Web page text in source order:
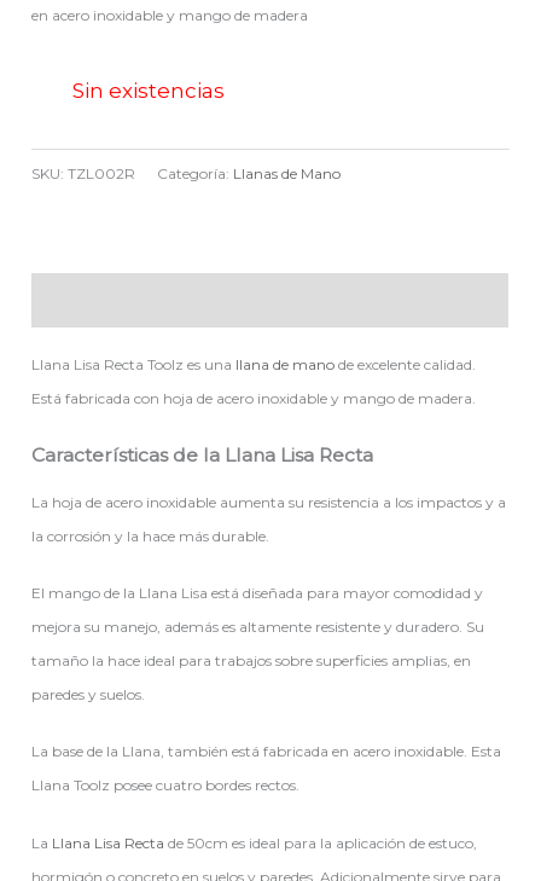
en acero inoxidable y mango de madera
Sin existencias
SKU:TZL002R Categoría: Llanas de Mano
Llana Lisa Recta Toolz es una llana de mano de excelente calidad.
Está fabricada con hoja de acero inoxidable y mango de madera.
Características de la Llana Lisa Recta
La hoja de acero inoxidable aumenta su resistencia a los impactos y a
la corrosión y la hace más durable.
El mango de la Llana Lisa está diseñada para mayor comodidad y
mejora su manejo, además es altamente resistente y duradero. Su
tamaño la hace ideal para trabajos sobre superficies amplias, en
paredes y suelos.
La base de la Llana, también está fabricada en acero inoxidable. Esta
Llana Toolz posee cuatro bordes rectos.
La Llana Lisa Recta de 50cm es ideal para la aplicación de estuco,
hormigón o concreto en suelos y paredes. Adicionalmente sirve para